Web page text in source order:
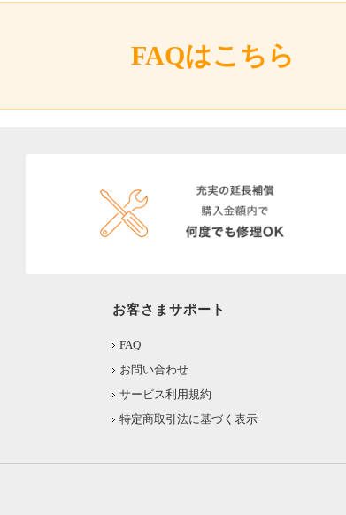
FAQはこちら
お客さまサポート
FAQ
お問い合わせ
サービス利用規約
特定商取引法に基づく表示